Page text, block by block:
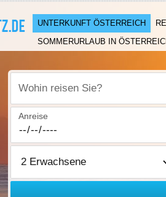
UNTERKUNFT ÖSTERREICH
SOMMERURLAUB IN
Wohin reisen Sie?
Anreise